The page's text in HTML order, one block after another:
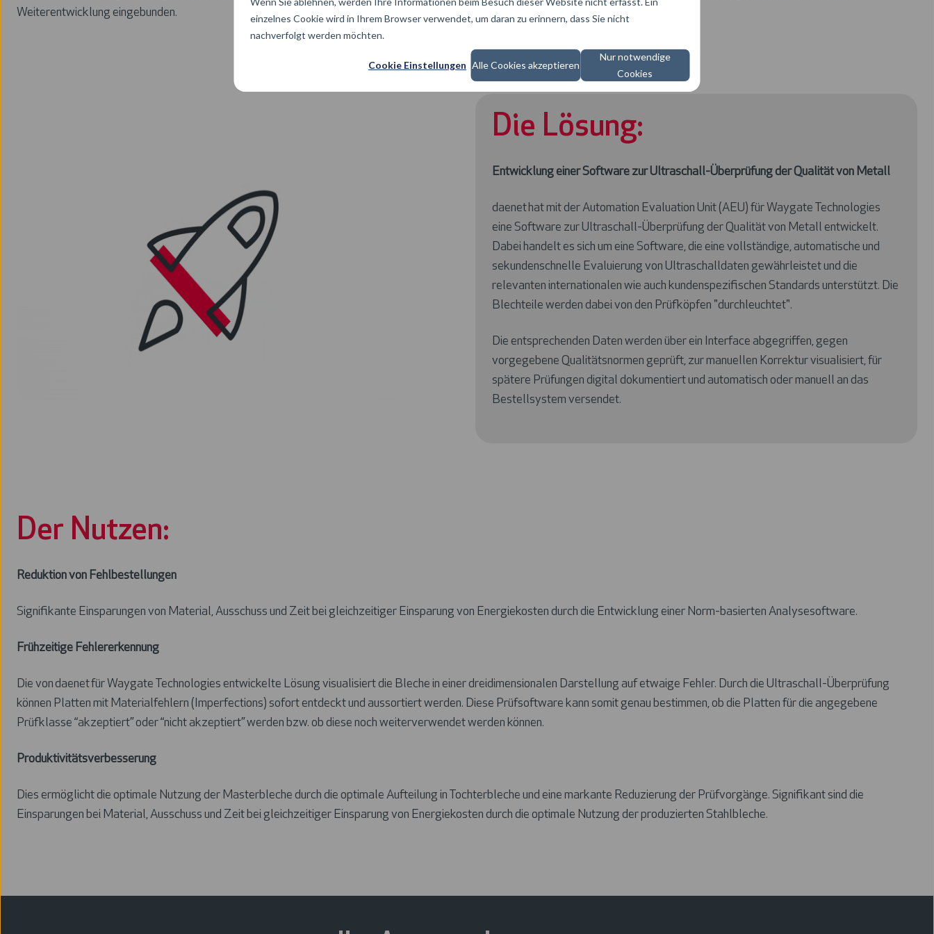
einzelnes Cookie wird in Ihrem Browser verwendet, um daran zu erinnern, dass Sie nicht
nachverfolgt werden möchten.
Cookie Einstellungen Alle Cookies akzeptieren
Nur notwendige
Cookies
Weiterentwicklung eingebunden.
Die Lösung:
Entwicklung einer Software zur Ultraschall-Überprüfung der Qualität von Metall
daenet hat mit der Automation Evaluation Unit (AEU) für Waygate Technologies
eine Software zur Ultraschall-Überprüfung der Qualität von Metall entwickelt.
Dabei handelt es sich um eine Software, die eine vollständige, automatische und
sekundenschnelle Evaluierung von Ultraschalldaten gewährleistet und die
relevanten internationalen wie auch kundenspezifischen Standards unterstützt. Die
Blechteile werden dabei von den Prüfköpfen "durchleuchtet".
Die entsprechenden Daten werden über ein Interface abgegriffen, gegen
vorgegebene Qualitätsnormen geprüft, zur manuellen Korrektur visualisiert, für
spätere Prüfungen digital dokumentiert und automatisch oder manuell an das
Bestellsystem versendet.
Der Nutzen:
Reduktion von Fehlbestellungen
Signifikante Einsparungen von Material, Ausschuss und Zeit bei gleichzeitiger Einsparung von Energiekosten durch die Entwicklung einer Norm-basierten Analysesoftware.
Frühzeitige Fehlererkennung
Die von daenet für Waygate Technologies entwickelte Lösung visualisiert die Bleche in einer dreidimensionalen Darstellung auf etwaige Fehler. Durch die Ultraschall-Überprüfung
können Platten mit Materialfehlern (Imperfections) sofort entdeckt und aussortiert werden. Diese Prüfsoftware kann somit genau bestimmen, ob die Platten für die angegebene
Prüfklasse “akzeptiert” oder “nicht akzeptiert” werden bzw. ob diese noch weiterverwendet werden können.
Produktivitätsverbesserung
Dies ermöglicht die optimale Nutzung der Masterbleche durch die optimale Aufteilung in Tochterbleche und eine markante Reduzierung der Prüfvorgänge. Signifikant sind die
Einsparungen bei Material, Ausschuss und Zeit bei gleichzeitiger Einsparung von Energiekosten durch die optimale Nutzung der produzierten Stahlbleche.